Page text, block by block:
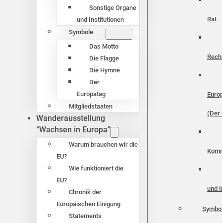
Sonstige Organe
und Institutionen
Symbole
Das Motto
Die Flagge
Die Hymne
Der
Europatag
Mitgliedstaaten
Wanderausstellung
“Wachsen in Europa”
Warum brauchen wir die
EU?
Wie funktioniert die
EU?
Chronik der
Europäischen Einigung
Statements
Rat
(Der
und